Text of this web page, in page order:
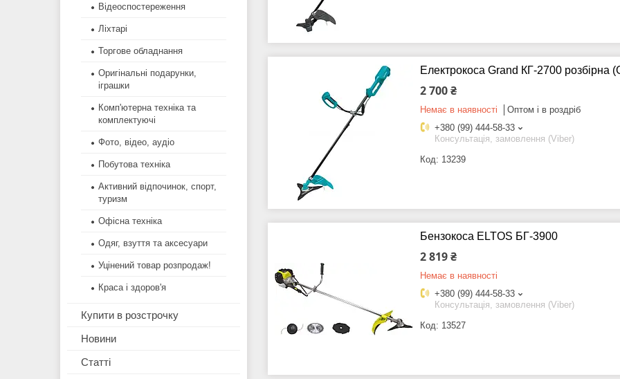
Електрокоса Grand КГ-2700 розбірна
2 700 ₴
Немає в наявності
Оптом і в роздріб
+380 (99) 444-58-33
Консультація, замовлення (Viber)
13239
Бензокоса ELTOS БГ-3900
2 819 ₴
Немає в наявності
+380 (99) 444-58-33
Консультація, замовлення (Viber)
13527
Відеоспостереження
Ліхтарі
Торгове обладнання
Оригінальні подарунки,
іграшки
Комп'ютерна техніка та
комплектуючі
Фото, відео, аудіо
Побутова техніка
Активний відпочинок, спорт,
туризм
Офісна техніка
Одяг, взуття та аксесуари
Уцінений товар розпродаж!
Краса і здоров'я
Купити в розстрочку
Новини
Статті